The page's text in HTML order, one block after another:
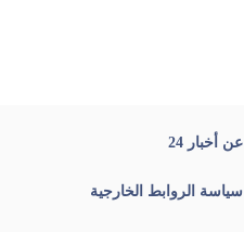
عن أخبار 24
سياسة الروابط الخارجية